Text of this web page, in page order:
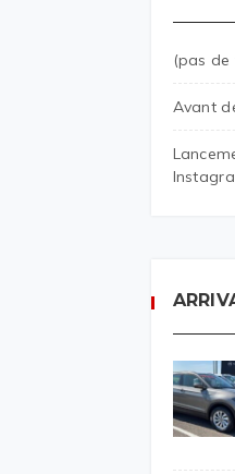
(pas de
Avant